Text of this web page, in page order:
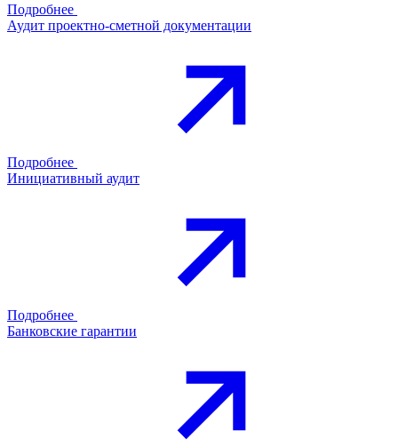
Подробнее
Аудит проектно-сметной документации
Подробнее
Инициативный аудит
Подробнее
Банковские гарантии